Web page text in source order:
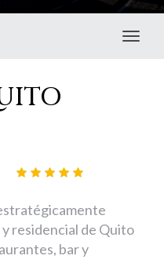
residencial de Quito
bar y